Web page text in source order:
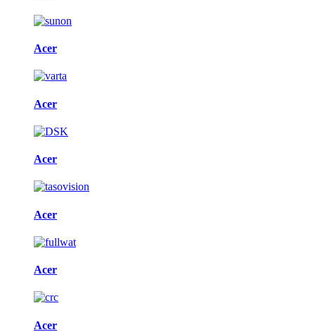
Acer
Acer
Acer
Acer
Acer
Acer